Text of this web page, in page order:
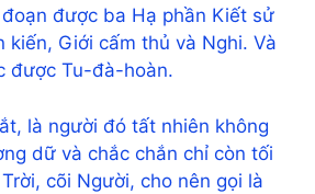
được ba Hạ phần Kiết sử
kiến, Giới cấm thủ và Nghi. Và
được Tu-đà-hoàn.
là người đó tất nhiên không
dữ và chắc chắn chỉ còn tối
cõi Người, cho nên gọi là